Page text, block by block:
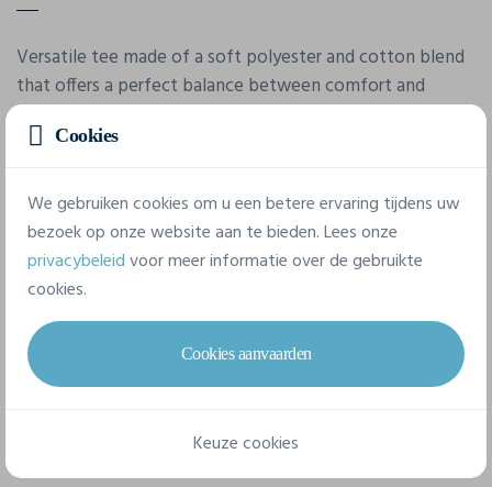
Versatile tee made of a soft polyester and cotton blend
that offers a perfect balance between comfort and
moisture transport. Suitable for most activities. Perfect
for branding with company and sponsor logos. Your
corporate identity can always find its match thanks to
the wide range of colors.
Eigenschappen
Merk
Craft
Cookies
We gebruiken cookies om u een betere ervaring tijdens uw
bezoek op onze website aan te bieden. Lees onze
privacybeleidvoor meer informatie over de gebruikte
cookies.
Cookies aanvaarden
Keuze cookies